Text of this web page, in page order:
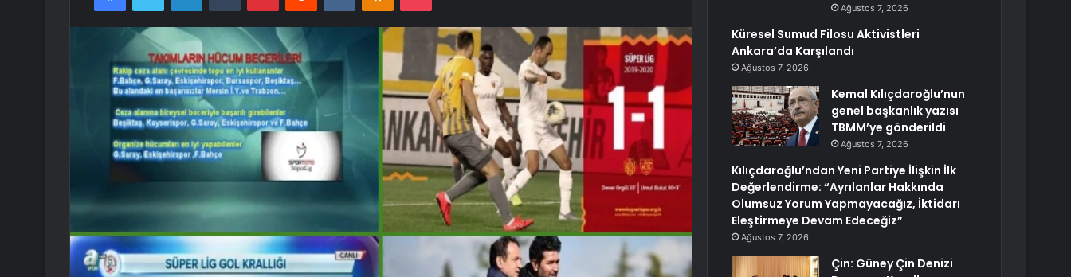
Ağustos 7, 2026
Küresel Sumud Filosu Aktivistleri
Ankara’da Karşılandı
Ağustos 7, 2026
Kemal Kılıçdaroğlu’nun
genel başkanlık yazısı
TBMM’ye gönderildi
Ağustos 7, 2026
Kılıçdaroğlu’ndan Yeni Partiye İlişkin İlk
Değerlendirme: “Ayrılanlar Hakkında
Olumsuz Yorum Yapmayacağız, İktidarı
Eleştirmeye Devam Edeceğiz”
Ağustos 7, 2026
Çin: Güney Çin Denizi